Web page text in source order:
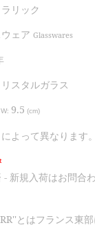
リック
ェア Glasswares
スタルガラス
W: 9.5 (cm)
よって異なります
- 新規入荷はお問合
とはフランス東